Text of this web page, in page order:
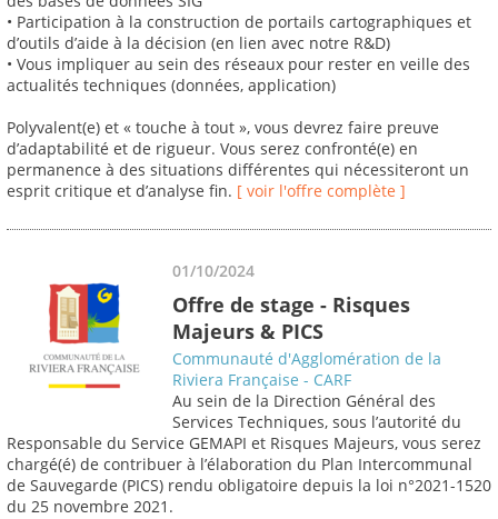
• Participation à la construction de portails cartographiques et
d’outils d’aide à la décision (en lien avec notre R&D)
• Vous impliquer au sein des réseaux pour rester en veille des
actualités techniques (données, application)
Polyvalent(e) et « touche à tout », vous devrez faire preuve
d’adaptabilité et de rigueur. Vous serez confronté(e) en
permanence à des situations différentes qui nécessiteront un
esprit critique et d’analyse fin. [ voir l'offre complète ]
01/10/2024
Offre de stage - Risques
Majeurs & PICS
Communauté d'Agglomération de la
Riviera Française - CARF
Au sein de la Direction Général des
Services Techniques, sous l’autorité du
Responsable du Service GEMAPI et Risques Majeurs, vous serez
chargé(é) de contribuer à l’élaboration du Plan Intercommunal
de Sauvegarde (PICS) rendu obligatoire depuis la loi n°2021-1520
du 25 novembre 2021.